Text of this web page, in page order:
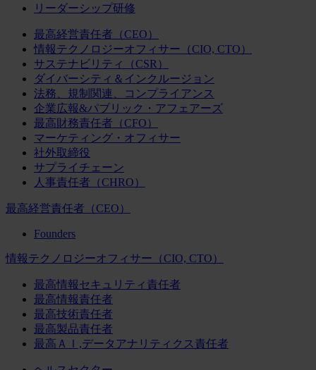
リーダーシップ研修
最高経営責任者（CEO）
情報テクノロジーオフィサー（CIO, CTO）
サステナビリティ（CSR）
ダイバーシティ＆インクルージョン
法務、規制関連、コンプライアンス
企業広報&パブリック・アフェアーズ
最高財務責任者（CFO）
マーケティング・オフィサー
社外取締役
サプライチェーン
人事責任者（CHRO）
最高経営責任者（CEO）
Founders
情報テクノロジーオフィサー（CIO, CTO）
最高情報セキュリティ責任者
最高情報責任者
最高技術責任者
最高製品責任者
最高ＡＩ,データアナリティクス責任者